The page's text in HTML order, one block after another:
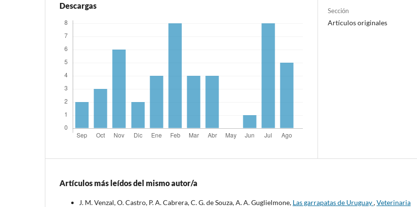
Descargas
Sección
Artículos originales
Artículos más leídos del mismo autor/a
J. M. Venzal, O. Castro, P. A. Cabrera, C. G. de Souza, A. A. Guglielmone, Las garrapatas de Uruguay,Veterinaria